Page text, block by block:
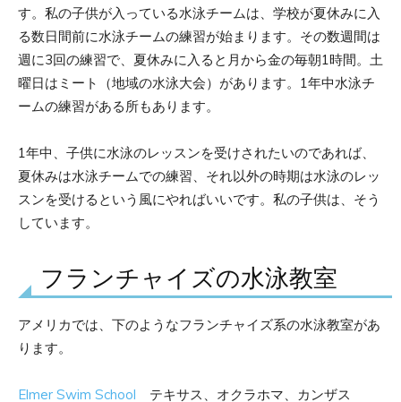
す。私の子供が入っている水泳チームは、学校が夏休みに入
る数日間前に水泳チームの練習が始まります。その数週間は
週に3回の練習で、夏休みに入ると月から金の毎朝1時間。土
曜日はミート（地域の水泳大会）があります。1年中水泳チ
ームの練習がある所もあります。
1年中、子供に水泳のレッスンを受けされたいのであれば、
夏休みは水泳チームでの練習、それ以外の時期は水泳のレッ
スンを受けるという風にやればいいです。私の子供は、そう
しています。
フランチャイズの水泳教室
アメリカでは、下のようなフランチャイズ系の水泳教室があ
ります。
Elmer Swim School テキサス、オクラホマ、カンザス